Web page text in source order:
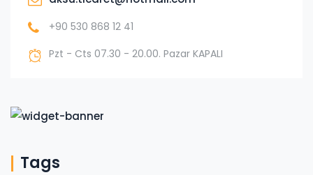
+90 530 868 12 41
Pzt - Cts 07.30 - 20.00. Pazar KAPALI
Tags